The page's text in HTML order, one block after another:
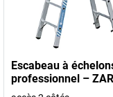
Escabeau à
professionnel –